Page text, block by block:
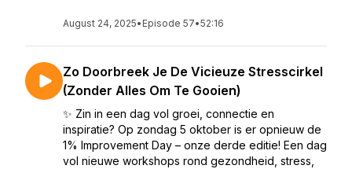
August 24, 2025• Episode 57•52:16
Zo Doorbreek Je De Vicieuze Stresscirkel
(Zonder Alles Om Te Gooien)
✨ Zin in een dag vol groei, connectie en
inspiratie? Op zondag 5 oktober is er opnieuw de
1% Improvement Day – onze derde editie! Een dag
vol nieuwe workshops rond gezondheid, stress,